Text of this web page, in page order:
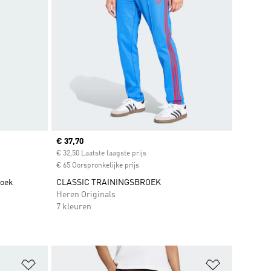
Current price
€ 37,70
€ 32,50 Laatste laagste prijs
€ 65 Oorspronkelijke prijs
CLASSIC TRAININGSBROEK
Heren Originals
7 kleuren
Op verlanglijst zetten